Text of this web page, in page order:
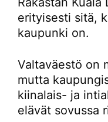
erityisesti sitä,
kaupunki on.
Valtaväestö on
mutta
kiinalais- ja
elävät sovussa